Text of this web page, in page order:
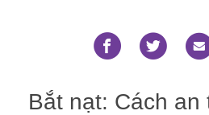
Bắt nạt: Cách an